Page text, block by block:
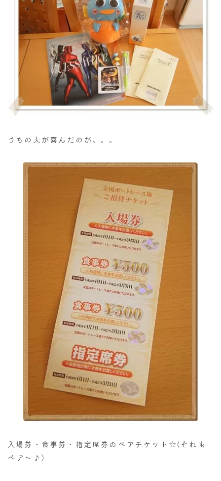
うちの夫が喜んだのが。。。
入場券・食事券・指定席券のペアチケット☆(それも
ペア～♪)